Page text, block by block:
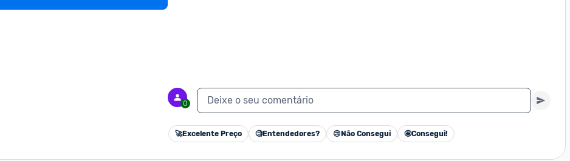
0 Deixe o seu comentário
🚀Excelente Preço 🧐Entendedores? 😢 Não Consegui 🤩Consegui!